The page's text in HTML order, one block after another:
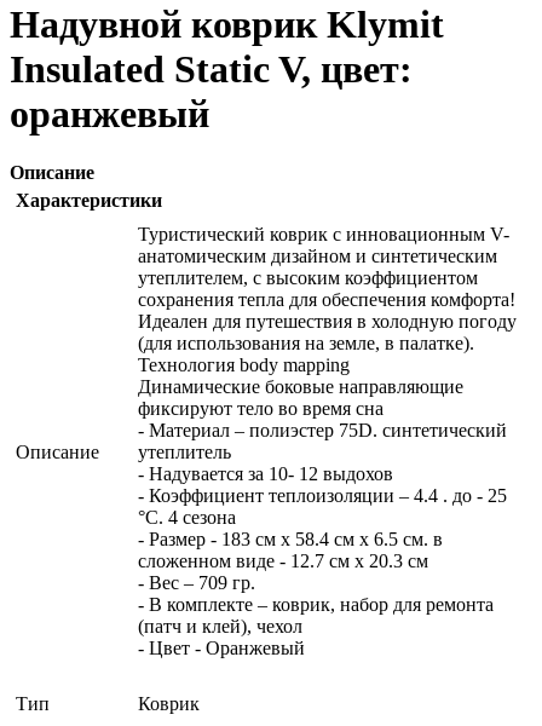
Надувной коврик Klymit
Insulated Static V, цвет:
оранжевый
Описание
Характеристики
Описание
Туристический коврик с инновационным V-
анатомическим дизайном и синтетическим
утеплителем, с высоким коэффициентом
сохранения тепла для обеспечения комфорта!
Идеален для путешествия в холодную погоду
(для использования на земле, в палатке).
Технология body mapping
Динамические боковые направляющие
фиксируют тело во время сна
- Материал – полиэстер 75D. синтетический
утеплитель
- Надувается за 10- 12 выдохов
- Коэффициент теплоизоляции – 4.4 . до - 25
°С. 4 сезона
- Размер - 183 см x 58.4 см x 6.5 см. в
сложенном виде - 12.7 см x 20.3 см
- Вес – 709 гр.
- В комплекте – коврик, набор для ремонта
(патч и клей), чехол
- Цвет - Оранжевый
Тип
Коврик